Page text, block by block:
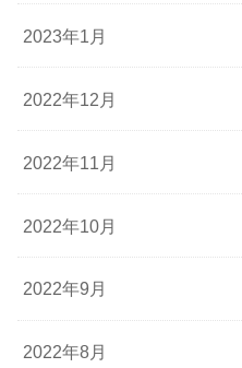
2023年1月
2022年12月
2022年11月
2022年10月
2022年9月
2022年8月